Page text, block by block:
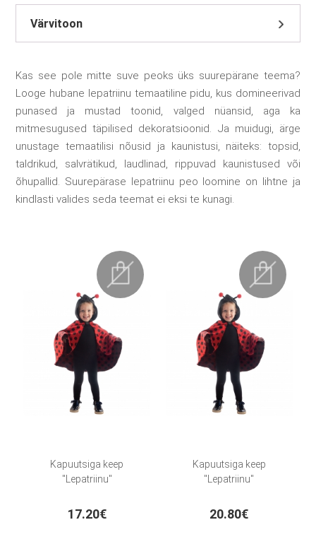
Värvitoon
Kas see pole mitte suve peoks üks suurepärane teema?
Looge hubane lepatriinu temaatiline pidu, kus domineerivad
punased ja mustad toonid, valged nüansid, aga ka
mitmesugused täpilised dekoratsioonid. Ja muidugi, ärge
unustage temaatilisi nõusid ja kaunistusi, näiteks: topsid,
taldrikud, salvrätikud, laudlinad, rippuvad kaunistused või
õhupallid. Suurepärase lepatriinu peo loomine on lihtne ja
kindlasti valides seda teemat ei eksi te kunagi.
Kapuutsiga keep
"Lepatriinu"
17.20€
Kapuutsiga keep
"Lepatriinu"
20.80€